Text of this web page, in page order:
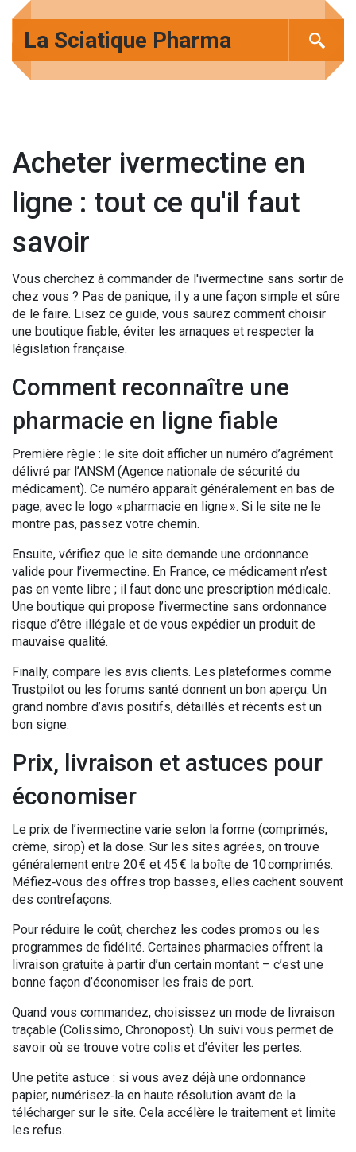
La Sciatique Pharma
Acheter ivermectine en
ligne : tout ce qu'il faut
savoir
Vous cherchez à commander de l'ivermectine sans sortir de
chez vous ? Pas de panique, il y a une façon simple et sûre
de le faire. Lisez ce guide, vous saurez comment choisir
une boutique fiable, éviter les arnaques et respecter la
législation française.
Comment reconnaître une
pharmacie en ligne fiable
Première règle : le site doit afficher un numéro d’agrément
délivré par l’ANSM (Agence nationale de sécurité du
médicament). Ce numéro apparaît généralement en bas de
page, avec le logo « pharmacie en ligne ». Si le site ne le
montre pas, passez votre chemin.
Ensuite, vérifiez que le site demande une ordonnance
valide pour l’ivermectine. En France, ce médicament n’est
pas en vente libre ; il faut donc une prescription médicale.
Une boutique qui propose l’ivermectine sans ordonnance
risque d’être illégale et de vous expédier un produit de
mauvaise qualité.
Finally, compare les avis clients. Les plateformes comme
Trustpilot ou les forums santé donnent un bon aperçu. Un
grand nombre d’avis positifs, détaillés et récents est un
bon signe.
Prix, livraison et astuces pour
économiser
Le prix de l’ivermectine varie selon la forme (comprimés,
crème, sirop) et la dose. Sur les sites agrées, on trouve
généralement entre 20 € et 45 € la boîte de 10 comprimés.
Méfiez‑vous des offres trop basses, elles cachent souvent
des contrefaçons.
Pour réduire le coût, cherchez les codes promos ou les
programmes de fidélité. Certaines pharmacies offrent la
livraison gratuite à partir d’un certain montant – c’est une
bonne façon d’économiser les frais de port.
Quand vous commandez, choisissez un mode de livraison
traçable (Colissimo, Chronopost). Un suivi vous permet de
savoir où se trouve votre colis et d’éviter les pertes.
Une petite astuce : si vous avez déjà une ordonnance
papier, numérisez‑la en haute résolution avant de la
télécharger sur le site. Cela accélère le traitement et limite
les refus.